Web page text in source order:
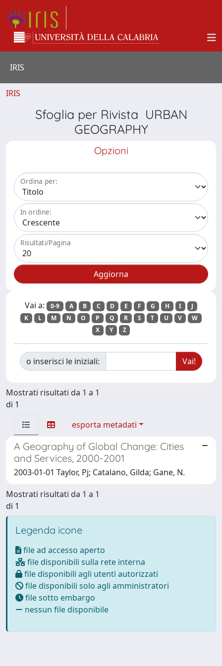
IRIS
IRIS
Sfoglia per Rivista URBAN
GEOGRAPHY
Opzioni
Ordina per:
In ordine:
Risultati/Pagina
Vai a: 0-9 A B C D E F G H I
J
K
L M N O P Q R S T U V
W
X
Y Z
o inserisci le iniziali:
Mostrati risultati da 1 a 1
di 1
esporta metadati
A Geography of Global Change: Cities
and Services, 2000-2001
2003-01-01 Taylor, Pj; Catalano, Gilda; Gane, N.
Mostrati risultati da 1 a 1
di 1
Legenda icone
file ad accesso aperto
file disponibili sulla rete interna
file disponibili agli utenti autorizzati
file disponibili solo agli amministratori
file sotto embargo
nessun file disponibile